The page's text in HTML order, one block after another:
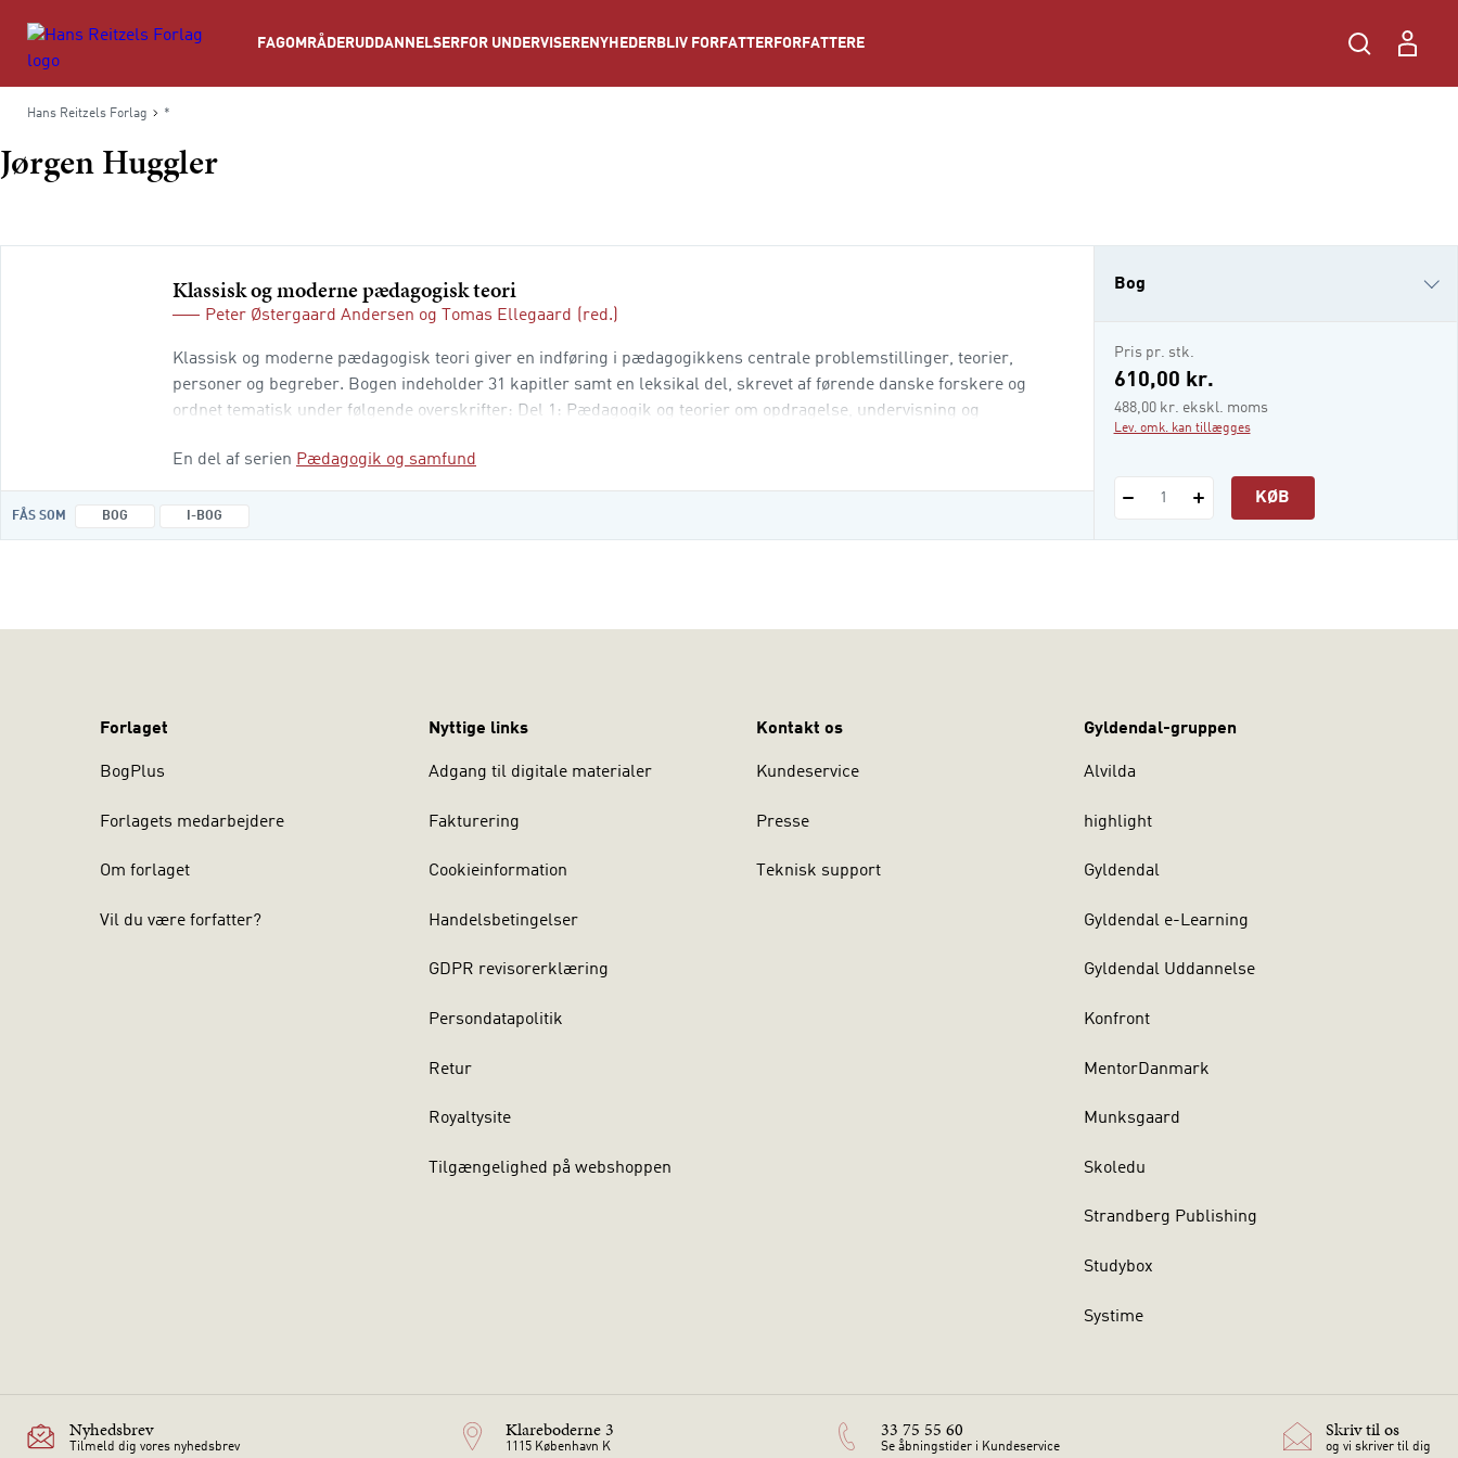
FAGOMRÅDERUDDANNELSER FOR UNDERVISERE NYHEDER BLIV FORFATTER FORFATTERE
Hans Reitzels Forlag *
Jørgen Huggler
Klassisk og moderne pædagogisk teori
Peter Østergaard Andersen og Tomas Ellegaard (red.)
Klassisk og moderne pædagogisk teori giver en indføring i pædagogikkens centrale problemstillinger, teorier,
personer og begreber. Bogen indeholder 31 kapitler samt en leksikal del, skrevet af førende danske forskere og
ordnet tematisk under følgende overskrifter: Del 1: Pædagogik og teorier om opdragelse, undervisning og
En del af serien Pædagogik og samfund
FÅS SOM BOG I-BOG
Bog
i-bog
Pris pr. stk.
610,00 kr.
488,00 kr. ekskl. moms
Lev. omk. kan tillægges
1 KØB
Forlaget
BogPlus
Forlagets medarbejdere
Om forlaget
Vil du være forfatter?
Nyttige links
Adgang til digitale materialer
Fakturering
Cookieinformation
Handelsbetingelser
GDPR revisorerklæring
Persondatapolitik
Retur
Royaltysite
Tilgængelighed på webshoppen
Kontakt os
Kundeservice
Presse
Teknisk support
Gyldendal-gruppen
Alvilda
highlight
Gyldendal
Gyldendal e-Learning
Gyldendal Uddannelse
Konfront
MentorDanmark
Munksgaard
Skoledu
Strandberg Publishing
Studybox
Systime
Nyhedsbrev
Tilmeld dig vores nyhedsbrev
Klareboderne 3
1115 København K
33 75 55 60
Se åbningstider i Kundeservice
Skriv til os
og vi skriver til dig